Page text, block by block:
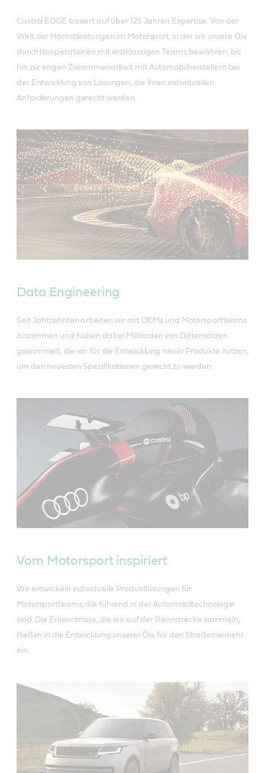
Castrol EDGE basiert auf über 125 Jahren Expertise. Von der
Welt der Höchstleistungen im Motorsport, in der wir unsere Öle
durch Kooperationen mit erstklassigen Teams bewähren, bis
hin zur engen Zusammenarbeit mit Automobilherstellern bei
der Entwicklung von Lösungen, die ihren individuellen
Anforderungen gerecht werden.
Data Engineering
Seit Jahrzehnten arbeiten wir mit OEMs und Motorsportteams
zusammen und haben dabei Milliarden von Datensätzen
gesammelt, die wir für die Entwicklung neuer Produkte nutzen,
um den neuesten Spezifikationen gerecht zu werden.
Vom Motorsport inspiriert
Wir entwickeln individuelle Produktlösungen für
Motorsportteams, die führend in der Automobiltechnologie
sind. Die Erkenntnisse, die wir auf der Rennstrecke sammeln,
fließen in die Entwicklung unserer Öle für den Straßenverkehr
ein.